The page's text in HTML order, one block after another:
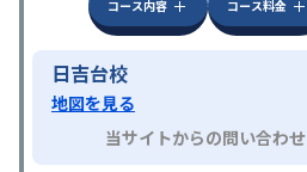
コース内容 コース料金
日吉台校
地図を見る
当サイトからの問い合わ